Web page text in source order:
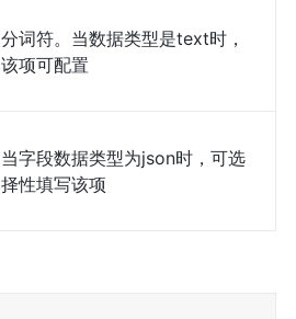
分词符。当数据类型是text时，
该项可配置
当字段数据类型为json时，可选
择性填写该项